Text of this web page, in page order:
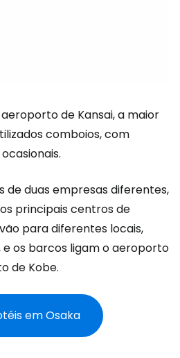
de Kansai, a maior
comboios, com
de duas empresas diferentes,
principais centros de
para diferentes locais,
os barcos ligam o aeroporto
de Kobe.
em Osaka